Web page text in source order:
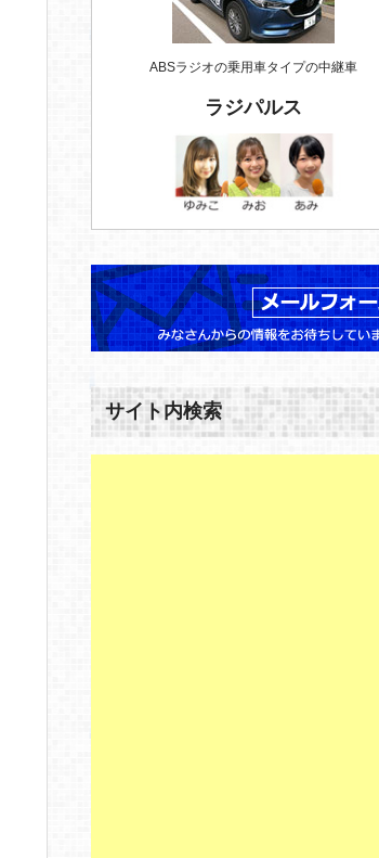
ABSラジオの乗用車タイプの中継車
ラジパルス
サイト内検索